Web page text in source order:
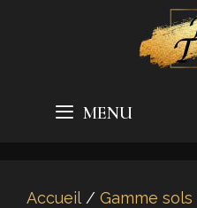
MENU
Accueil / Gamme sols